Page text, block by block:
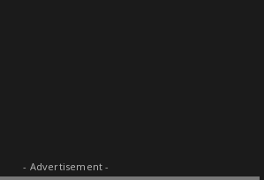
- Advertisement -